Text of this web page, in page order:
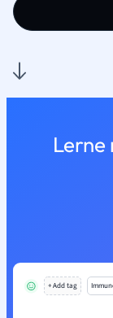
Lerne
+ Add tag